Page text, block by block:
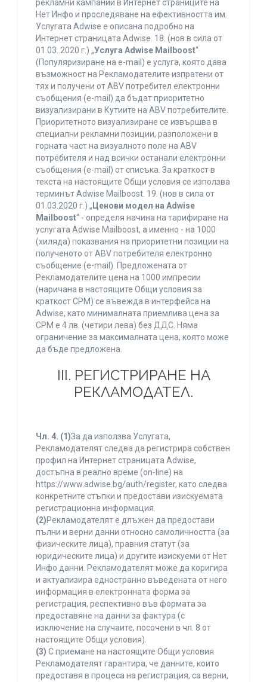
рекламни кампании в Интернет страниците на
Нет Инфо и проследяване на ефективността им.
Услугата Adwise е описана подробно на
Интернет страницата Adwise. 18. (нов в сила от
01.03..2020 г.) „Услуга Adwise Mailboost“
(Популяризиране на e-mail) е услуга, която дава
възможност на Рекламодателите изпратени от
тях и получени от ABV потребител електронни
съобщения (e-mail) да бъдат приоритетно
визуализирани в Кутиите на ABV потребителите.
Приоритетното визуализиране се извършва в
специални рекламни позиции, разположени в
горната част на визуалното поле на ABV
потребителя и над всички останали електронни
съобщения (e-mail) от списъка. За краткост в
текста на настоящите Общи условия се използва
терминът Adwise Mailboost. 19. (нов в сила от
01.03.2020 г.) „ Ценови модел на Adwise
Mailboost“ - определя начина на тарифиране на
услугата Adwise Mailboost, а именно - на 1000
(хиляда) показвания на приоритетни позиции на
полученото от ABV потребителя електронно
съобщение (e-mail). Предложената от
Рекламодателите цена на 1000 импресии
(наричана в настоящите Общи условия за
краткост CPM) се въвежда в интерфейса на
Adwise, като минималната приемлива цена за
CPM е 4 лв. (четири лева) без ДДС. Няма
ограничение за максималната цена, която може
да бъде предложена.
ІІІ. РЕГИСТРИРАНЕ НА
РЕКЛАМОДАТЕЛ.
Чл. 4. (1)За да използва Услугата,
Рекламодателят следва да регистрира собствен
профил на Интернет страницата Adwise,
достъпна в реално време (on-line) на
https://www.adwise.bg/auth/register, като следва
конкретните стъпки и предостави изискуемата
регистрационна информация.
(2)Рекламодателят е длъжен да предостави
пълни и верни данни относно самоличността (за
физическите лица), правния статут (за
юридическите лица) и другите изискуеми от Нет
Инфо данни. Рекламодателят може да коригира
и актуализира едностранно въведената от него
информация в електронната форма за
регистрация, респективно във формата за
предоставяне на данни за фактура (с
изключение на случаите, посочени в чл. 8 от
настоящите Общи условия).
(3) С приемане на настоящите Общи условия
Рекламодателят гарантира, че данните, които
предоставя в процеса на регистрация, са верни,